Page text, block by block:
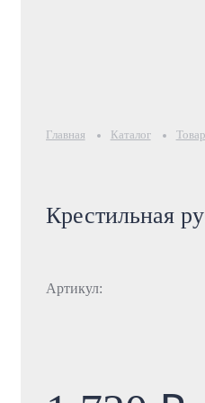
Главная Каталог
Крестильная
Артикул: